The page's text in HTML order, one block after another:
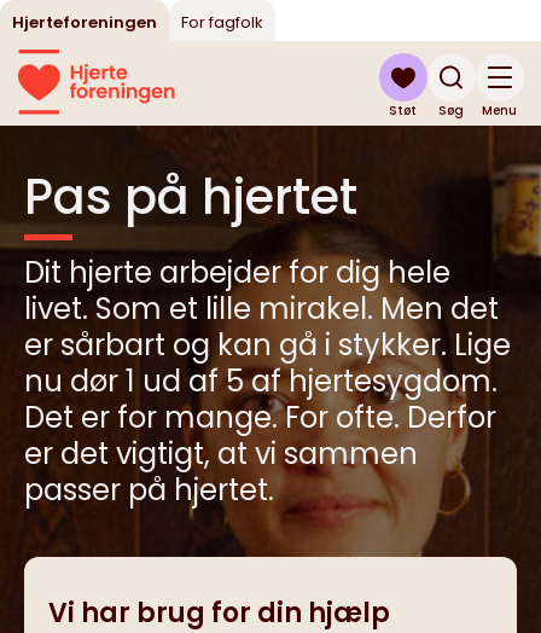
Hjerteforeningen For fagfolk
Søg
Støt Menu
Pas på hjertet
Dit hjerte arbejder for dig hele
livet. Som et lille mirakel. Men det
er sårbart og kan gå i stykker. Lige
nu dør 1 ud af 5 af hjertesygdom.
Det er for mange. For ofte. Derfor
er det vigtigt, at vi sammen
passer på hjertet.
Vi har brug for din hjælp